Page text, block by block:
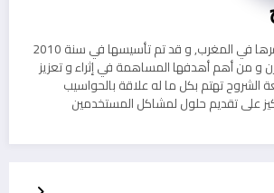
مدونة تقنية يوجد مقرها في المغرب, و قد تم تأسيسها في سنة 2010
و من أهم أهدفها المساهمة في إثراء و تعزيز
الشروح تهتم بكل ما له علاقة بالحواسيب
على تقديم حلول لمشاكل المستخدمين